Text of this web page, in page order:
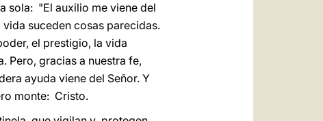
sola: "El auxilio me viene del
suceden cosas parecidas.
el prestigio, la vida
Pero, gracias a nuestra fe,
ayuda viene del Señor. Y
monte: Cristo.